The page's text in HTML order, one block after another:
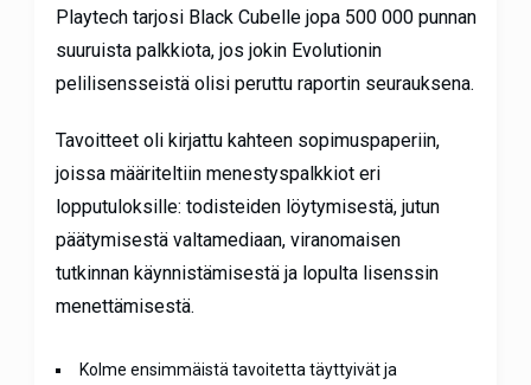
Playtech tarjosi Black Cubelle jopa 500 000 punnan
suuruista palkkiota, jos jokin Evolutionin
pelilisensseistä olisi peruttu raportin seurauksena.
Tavoitteet oli kirjattu kahteen sopimuspaperiin,
joissa määriteltiin menestyspalkkiot eri
lopputuloksille: todisteiden löytymisestä, jutun
päätymisestä valtamediaan, viranomaisen
tutkinnan käynnistämisestä ja lopulta lisenssin
menettämisestä.
Kolme ensimmäistä tavoitetta täyttyivät ja